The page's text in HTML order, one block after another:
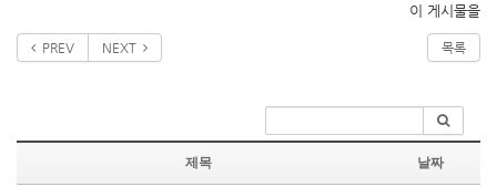
이 게시물을
PREV NEXT 목록
제목 날짜